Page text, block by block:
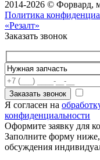
2014-2026 © Форвард,
Политика
«Резалт»
Заказать звонок
Я согласен на
конфиденциальности
Оформите заявку для
Заполните форму
обсуждения